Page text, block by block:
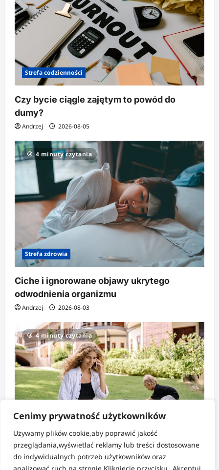
Cenimy prywatność użytkowników
Używamy plików cookie,aby poprawić jakość
przeglądania,wyświetlać reklamy lub treści dostosowane
do indywidualnych potrzeb użytkowników oraz
Strefa codzienności
Czy bycie ciągle zajętym to powód do
dumy?
Andrzej 2026-08-05
4 minuty czytania
Strefa zdrowia
Ciche i ignorowane objawy ukrytego
odwodnienia organizmu
Andrzej 2026-08-03
4 minuty czytania
Strefa codzienności
Jak nie zatracić siebie w nieustannym